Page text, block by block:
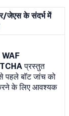
जेएस के संदर्भ में
WAF
प्रस्तुत
पहले बॉट जांच को
के लिए आवश्यक